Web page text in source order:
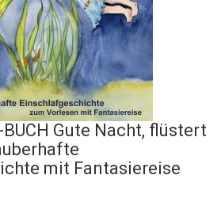
BUCH Gute Nacht, flüstert
mit Fantasiereise